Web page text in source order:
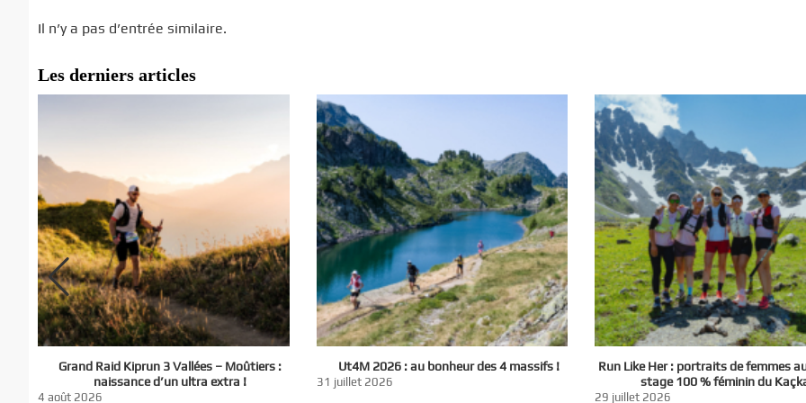
Il n’y a pas d’entrée similaire.
Les derniers articles
Grand Raid Kiprun 3 Vallées – Moûtiers :
naissance d’un ultra extra !
4 août 2026
Ut4M 2026 : au bonheur des 4 massifs !
31 juillet 2026
Run Like Her : portraits de femmes
stage 100 % féminin du
29 juillet 2026